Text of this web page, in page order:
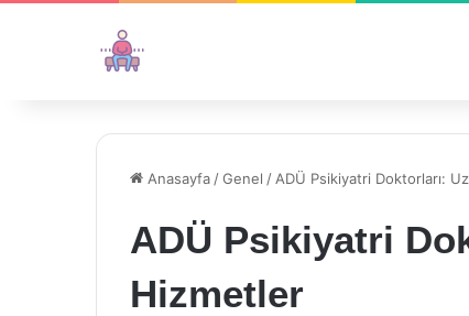
Anasayfa /Genel / ADÜ Psikiyatri Doktorları:
ADÜ Psikiyatri
Hizmetler